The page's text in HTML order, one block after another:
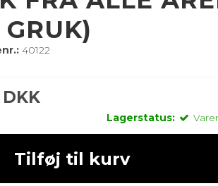
40122
Lagerstatus:
Tilføj til kurv